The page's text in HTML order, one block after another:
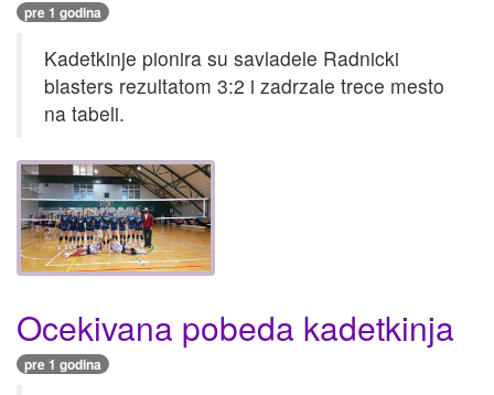
pre 1 godina
Kadetkinje pionira su savladele Radnicki
blasters rezultatom 3:2 i zadrzale trece mesto
na tabeli.
Ocekivana pobeda kadetkinja
pre 1 godina